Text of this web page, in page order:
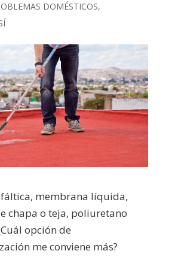
DOMÉSTICOS,
membrana líquida,
chapa o teja, poliuretano
opción de
me conviene más?